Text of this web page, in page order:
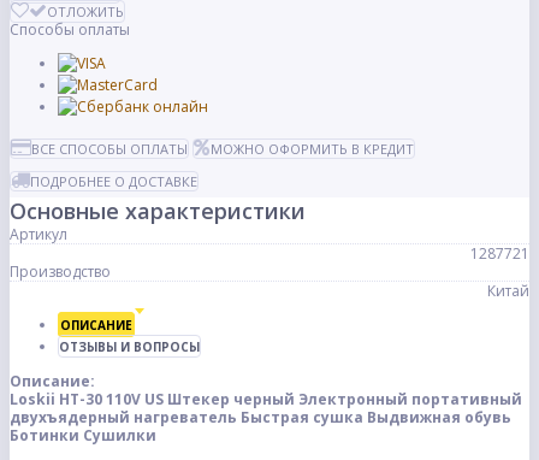
ОТЛОЖИТЬ
Способы оплаты
ВСЕ СПОСОБЫ ОПЛАТЫ
МОЖНО ОФОРМИТЬ В КРЕДИТ
ПОДРОБНЕЕ О ДОСТАВКЕ
Основные характеристики
Артикул
1287721
Производство
Китай
ОПИСАНИЕ
ОТЗЫВЫ И ВОПРОСЫ
Описание:
Loskii HT-30 110V US Штекер черный Электронный портативный
двухъядерный нагреватель Быстрая сушка Выдвижная обувь
Ботинки Сушилки